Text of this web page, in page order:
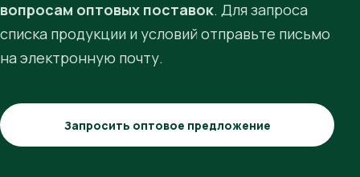
вопросам оптовых поставок. Для запроса
списка продукции и условий отправьте письмо
на электронную почту.
Запросить оптовое предложение